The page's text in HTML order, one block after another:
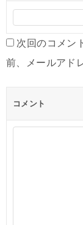
次回のコメン
前、メールアド
コメント